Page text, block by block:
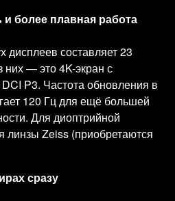
и более плавная работа
составляет 23
них — это 4K-экран с
P3. Частота обновления в
120 Гц для ещё большей
Для диоптрийной
линзы Zeiss (приобретаются
сразу